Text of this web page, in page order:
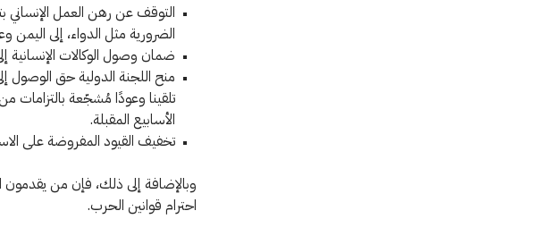
التوقف عن رهن العمل الإنساني
الضرورية مثل الدواء، إلى اليمن
ضمان وصول الوكالات الإنسانية
منح اللجنة الدولية حق الوصول
تلقينا وعودًا مُشجّعة بالتزامات
الأسابيع المقبلة.
تخفيف القيود المفروضة على
وبالإضافة إلى ذلك، فإن من يقدمون
احترام قوانين الحرب.